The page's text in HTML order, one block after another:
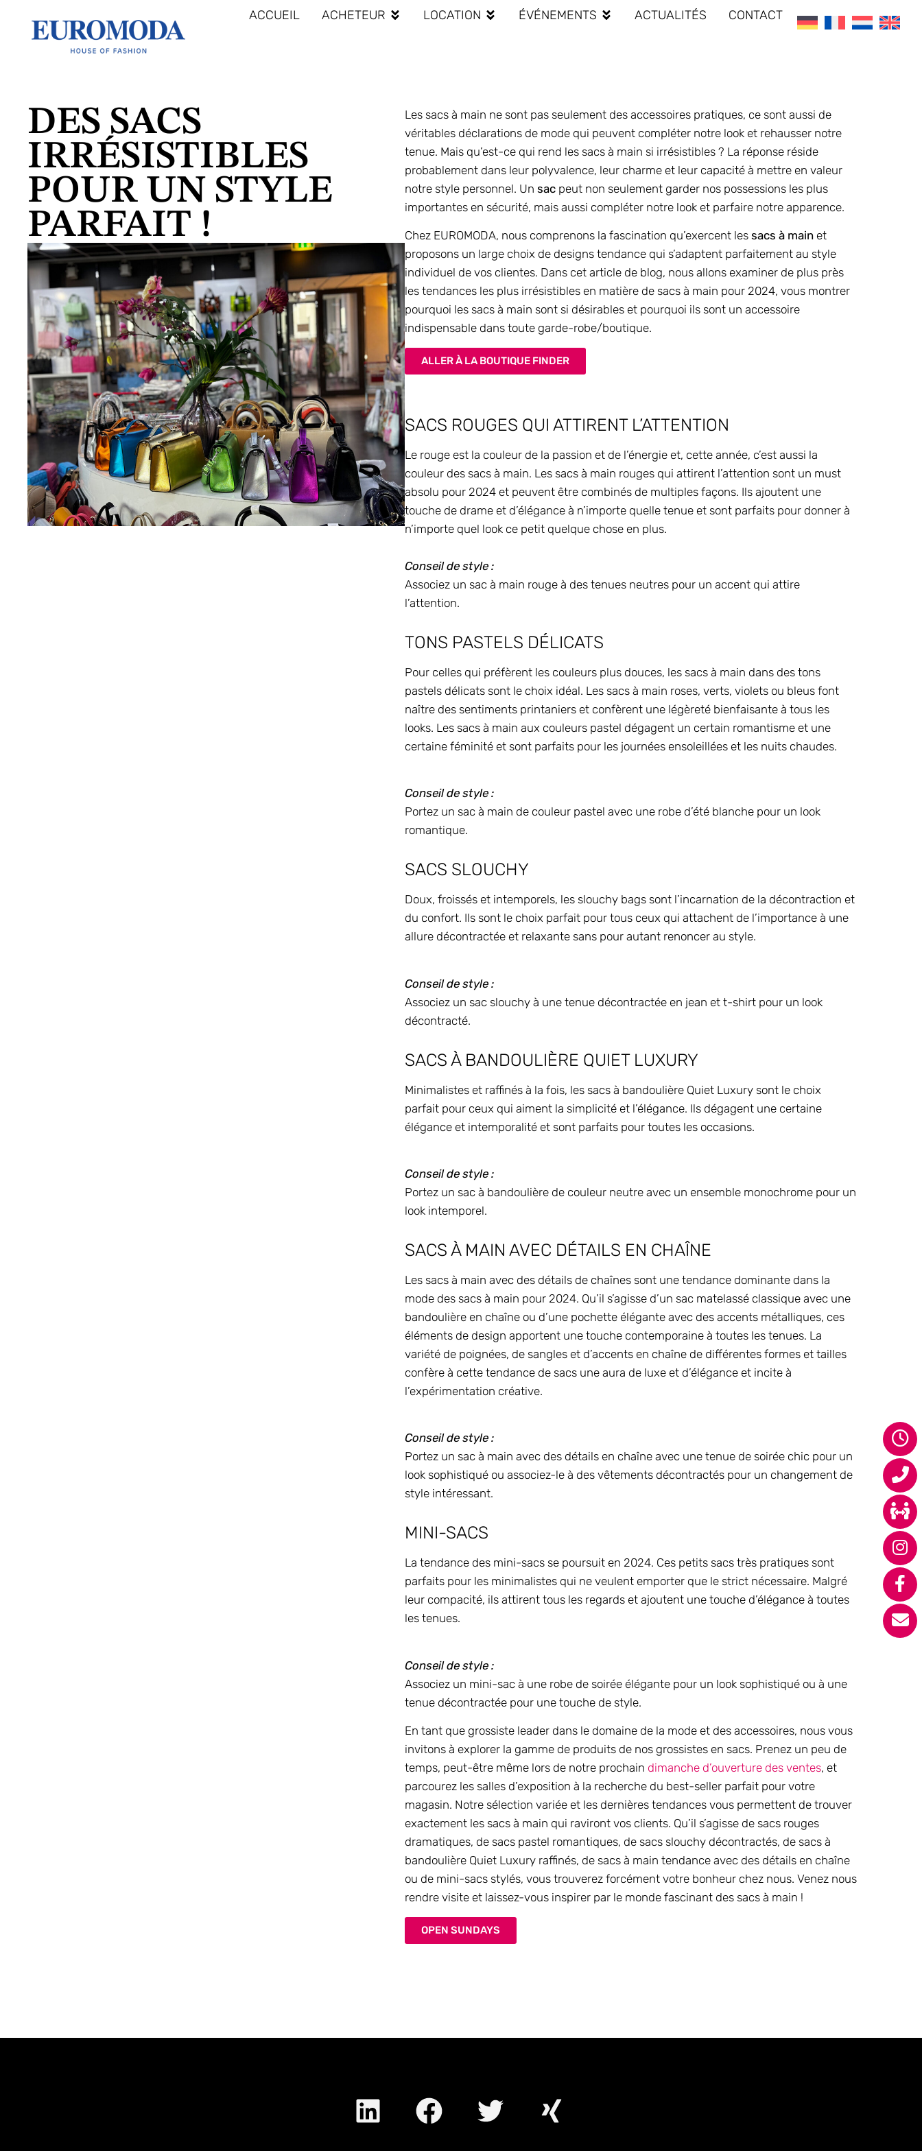
ACCUEIL ACHETEUR LOCATION ÉVÉNEMENTS ACTUALITÉS CONTACT
DES SACS
IRRÉSISTIBLES
POUR UN STYLE
PARFAIT !
Les sacs à main ne sont pas seulement des accessoires pratiques, ce sont aussi de
véritables déclarations de mode qui peuvent compléter notre look et rehausser notre
tenue. Mais qu’est-ce qui rend les sacs à main si irrésistibles ? La réponse réside
probablement dans leur polyvalence, leur charme et leur capacité à mettre en valeur
notre style personnel. Unsac peut non seulement garder nos possessions les plus
importantes en sécurité, mais aussi compléter notre look et parfaire notre apparence.
Chez EUROMODA, nous comprenons la fascination qu’exercent lessacs à main et
proposons un large choix de designs tendance qui s’adaptent parfaitement au style
individuel de vos clientes. Dans cet article de blog, nous allons examiner de plus près
les tendances les plus irrésistibles en matière de sacs à main pour 2024, vous montrer
pourquoi les sacs à main sont si désirables et pourquoi ils sont un accessoire
indispensable dans toute garde-robe/boutique.
ALLER À LA BOUTIQUE FINDER
SACS ROUGES QUI ATTIRENT L’ATTENTION
Le rouge est la couleur de la passion et de l’énergie et, cette année, c’est aussi la
couleur des sacs à main. Les sacs à main rouges qui attirent l’attention sont un must
absolu pour 2024 et peuvent être combinés de multiples façons. Ils ajoutent une
touche de drame et d’élégance à n’importe quelle tenue et sont parfaits pour donner à
n’importe quel look ce petit quelque chose en plus.
Conseil de style :
Associez un sac à main rouge à des tenues neutres pour un accent qui attire
l’attention.
TONS PASTELS DÉLICATS
Pour celles qui préfèrent les couleurs plus douces, les sacs à main dans des tons
pastels délicats sont le choix idéal. Les sacs à main roses, verts, violets ou bleus font
naître des sentiments printaniers et confèrent une légèreté bienfaisante à tous les
looks. Les sacs à main aux couleurs pastel dégagent un certain romantisme et une
certaine féminité et sont parfaits pour les journées ensoleillées et les nuits chaudes.
Conseil de style :
Portez un sac à main de couleur pastel avec une robe d’été blanche pour un look
romantique.
SACS SLOUCHY
Doux, froissés et intemporels, les slouchy bags sont l’incarnation de la décontraction et
du confort. Ils sont le choix parfait pour tous ceux qui attachent de l’importance à une
allure décontractée et relaxante sans pour autant renoncer au style.
Conseil de style :
Associez un sac slouchy à une tenue décontractée en jean et t-shirt pour un look
décontracté.
SACS À BANDOULIÈRE QUIET LUXURY
Minimalistes et raffinés à la fois, les sacs à bandoulière Quiet Luxury sont le choix
parfait pour ceux qui aiment la simplicité et l’élégance. Ils dégagent une certaine
élégance et intemporalité et sont parfaits pour toutes les occasions.
Conseil de style :
Portez un sac à bandoulière de couleur neutre avec un ensemble monochrome pour un
look intemporel.
SACS À MAIN AVEC DÉTAILS EN CHAÎNE
Les sacs à main avec des détails de chaînes sont une tendance dominante dans la
mode des sacs à main pour 2024. Qu’il s’agisse d’un sac matelassé classique avec une
bandoulière en chaîne ou d’une pochette élégante avec des accents métalliques, ces
éléments de design apportent une touche contemporaine à toutes les tenues. La
variété de poignées, de sangles et d’accents en chaîne de différentes formes et tailles
confère à cette tendance de sacs une aura de luxe et d’élégance et incite à
l’expérimentation créative.
Conseil de style :
Portez un sac à main avec des détails en chaîne avec une tenue de soirée chic pour un
look sophistiqué ou associez-le à des vêtements décontractés pour un changement de
style intéressant.
MINI-SACS
La tendance des mini-sacs se poursuit en 2024. Ces petits sacs très pratiques sont
parfaits pour les minimalistes qui ne veulent emporter que le strict nécessaire. Malgré
leur compacité, ils attirent tous les regards et ajoutent une touche d’élégance à toutes
les tenues.
Conseil de style :
Associez un mini-sac à une robe de soirée élégante pour un look sophistiqué ou à une
tenue décontractée pour une touche de style.
En tant que grossiste leader dans le domaine de la mode et des accessoires, nous vous
invitons à explorer la gamme de produits de nos grossistes en sacs. Prenez un peu de
temps, peut-être même lors de notre prochain dimanche d’ouverture des ventes, et
parcourez les salles d’exposition à la recherche du best-seller parfait pour votre
magasin. Notre sélection variée et les dernières tendances vous permettent de trouver
exactement les sacs à main qui raviront vos clients. Qu’il s’agisse de sacs rouges
dramatiques, de sacs pastel romantiques, de sacs slouchy décontractés, de sacs à
bandoulière Quiet Luxury raffinés, de sacs à main tendance avec des détails en chaîne
ou de mini-sacs stylés, vous trouverez forcément votre bonheur chez nous. Venez nous
rendre visite et laissez-vous inspirer par le monde fascinant des sacs à main !
OPEN SUNDAYS